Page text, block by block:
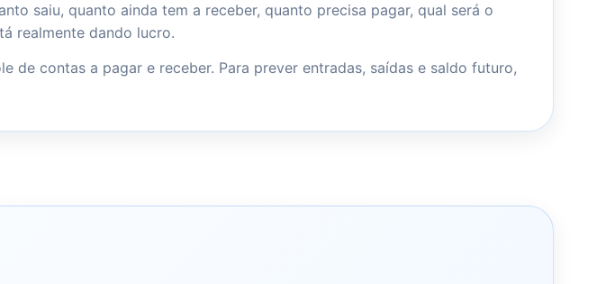
saiu, quanto ainda tem a receber, quanto precisa pagar, qual será o
realmente dando lucro.
de contas a pagar e receber. Para prever entradas, saídas e saldo futuro,